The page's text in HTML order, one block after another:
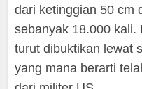
dari ketinggian 50 cm
sebanyak 18.000 kali.
turut dibuktikan lewat
yang mana berarti